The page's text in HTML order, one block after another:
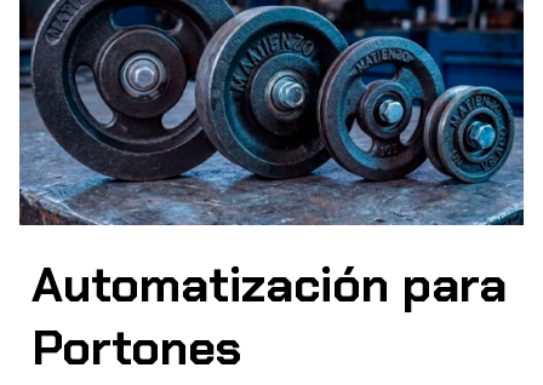
Automatización para
Portones